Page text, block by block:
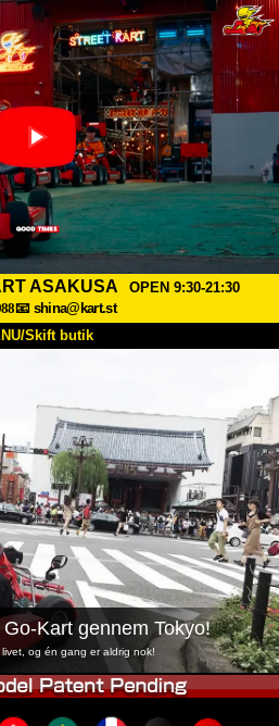
ASAKUSA
OPEN 9:30-21:30
📧 shina@kart.st
Skift butik
Pris
Stemme FAQ
Booking
Skift butik
Tokyo Akihabara#1
Tokyo Shibuya
Tokyo Bay
Osaka
Kart gennem Tokyo!
og én gang er aldrig nok!